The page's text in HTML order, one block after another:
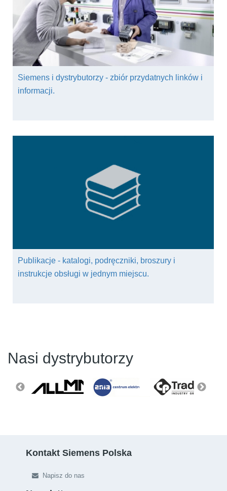
Siemens i dystrybutorzy - zbiór przydatnych linków i
informacji.
Publikacje - katalogi, podręczniki, broszury i
instrukcje obsługi w jednym miejscu.
Nasi dystrybutorzy
Kontakt Siemens Polska
Napisz do nas